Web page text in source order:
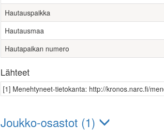
Hautauspaikka
Hautausmaa
Hautapaikan numero
Lähteet
[1] Menehtyneet-tietokanta: http://kronos.narc.fi/
Joukko-osastot (1)